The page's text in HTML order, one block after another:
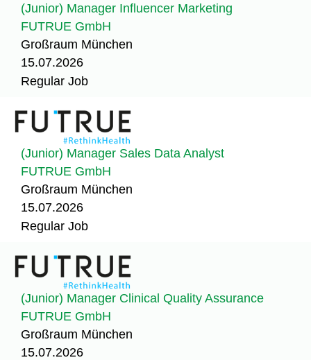
(Junior) Manager Influencer Marketing
FUTRUE GmbH
Großraum München
15.07.2026
Regular Job
(Junior) Manager Sales Data Analyst
FUTRUE GmbH
Großraum München
15.07.2026
Regular Job
(Junior) Manager Clinical Quality Assurance
FUTRUE GmbH
Großraum München
15.07.2026